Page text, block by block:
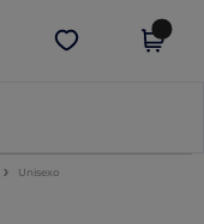
Obter app
Unisexo